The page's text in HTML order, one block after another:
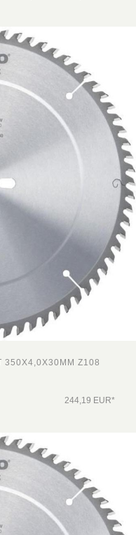
350X4,0X30MM Z108
244,19 EUR*